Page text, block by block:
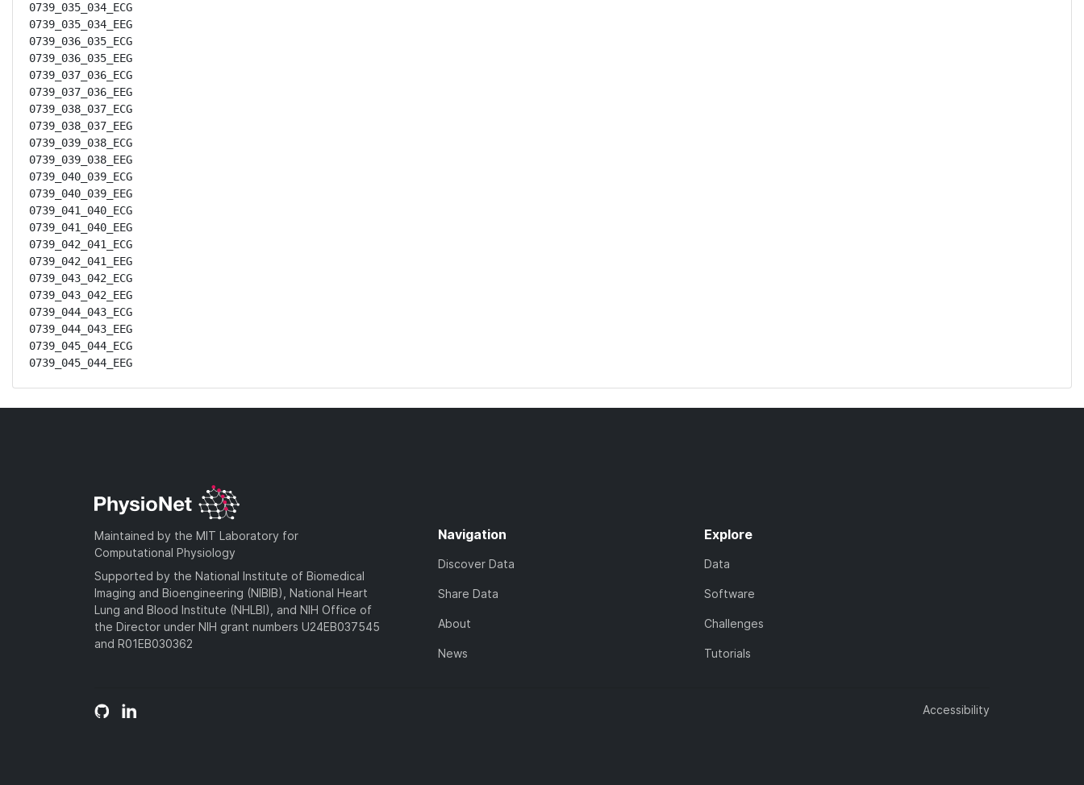
0739_035_034_ECG
0739_035_034_EEG
0739_036_035_ECG
0739_036_035_EEG
0739_037_036_ECG
0739_037_036_EEG
0739_038_037_ECG
0739_038_037_EEG
0739_039_038_ECG
0739_039_038_EEG
0739_040_039_ECG
0739_040_039_EEG
0739_041_040_ECG
0739_041_040_EEG
0739_042_041_ECG
0739_042_041_EEG
0739_043_042_ECG
0739_043_042_EEG
0739_044_043_ECG
0739_044_043_EEG
0739_045_044_ECG
0739_045_044_EEG
Maintained by the MIT Laboratory for
Computational Physiology
Supported by the National Institute of Biomedical
Imaging and Bioengineering (NIBIB), National Heart
Lung and Blood Institute (NHLBI), and NIH Office of
the Director under NIH grant numbers U24EB037545
and R01EB030362
Navigation
Discover Data
Share Data
About
News
Explore
Data
Software
Challenges
Tutorials
Accessibility